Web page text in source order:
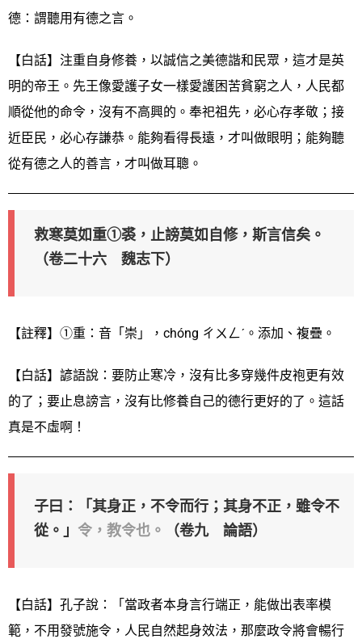
德：謂聽用有德之言。
【白話】注重自身修養，以誠信之美德諧和民眾，這才是英
明的帝王。先王像愛護子女一樣愛護困苦貧窮之人，人民都
順從他的命令，沒有不高興的。奉祀祖先，必心存孝敬；接
近臣民，必心存謙恭。能夠看得長遠，才叫做眼明；能夠聽
從有德之人的善言，才叫做耳聰。
救寒莫如重①裘，止謗莫如自修，斯言信矣。
（卷二十六 魏志下）
【註釋】①重：音「崇」，chóng ㄔㄨㄥˊ。添加、複疊。
【白話】諺語說：要防止寒冷，沒有比多穿幾件皮袍更有效
的了；要止息謗言，沒有比修養自己的德行更好的了。這話
真是不虛啊！
子曰：「其身正，不令而行；其身不正，雖令不
從。」 令，教令也。 （卷九 論語）
【白話】孔子說：「當政者本身言行端正，能做出表率模
範，不用發號施令，人民自然起身效法，那麼政令將會暢行